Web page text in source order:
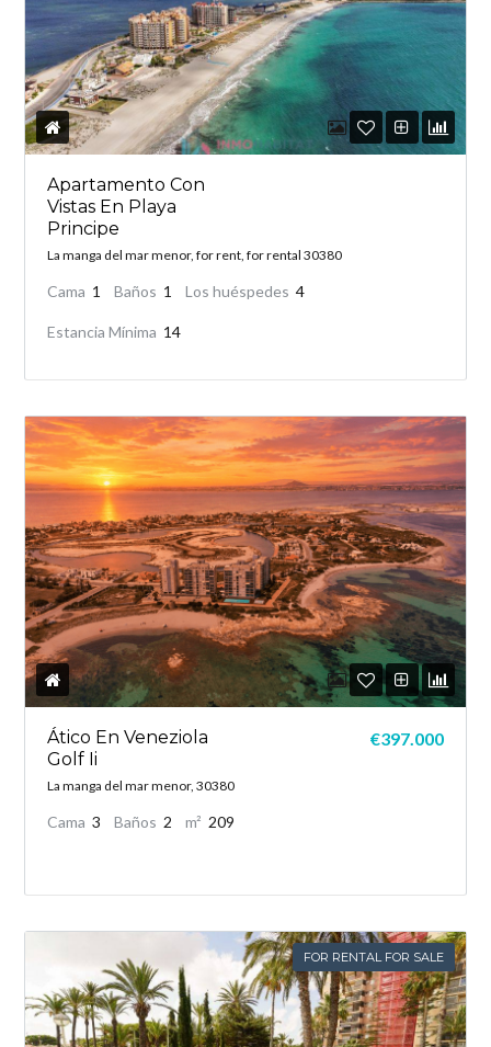
Apartamento Con
Vistas En Playa
Principe
La manga del mar menor, for rent, for rental 30380
Cama 1 Baños 1 Los huéspedes 4
Estancia Mínima 14
Ático En Veneziola
Golf Ii
La manga del mar menor, 30380
€397.000
Cama 3 Baños 2 m² 209
FOR RENTAL FOR SALE